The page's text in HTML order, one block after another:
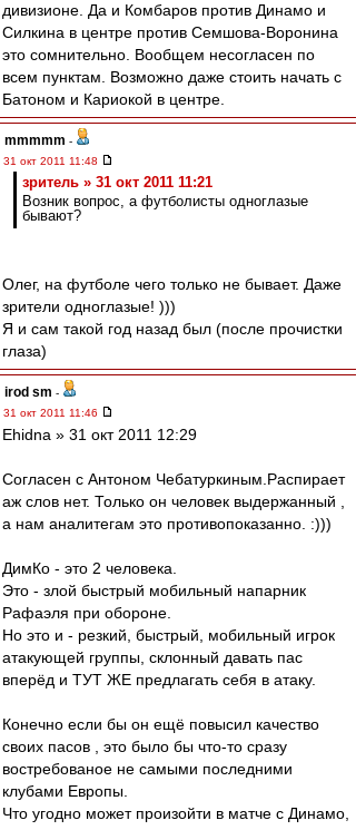
дивизионе. Да и Комбаров против Динамо и
Силкина в центре против Семшова-Воронина
это сомнительно. Вообщем несогласен по
всем пунктам. Возможно даже стоить начать с
Батоном и Кариокой в центре.
mmmmm -
31 окт 2011 11:48
зpитель » 31 окт 2011 11:21
Возник вопрос, а футболисты одноглазые
бывают?
Олег, на футболе чего только не бывает. Даже
зрители одноглазые! )))
Я и сам такой год назад был (после прочистки
глаза)
irod sm -
31 окт 2011 11:46
Ehidna » 31 окт 2011 12:29
Согласен с Антоном Чебатуркиным.Распирает
аж слов нет. Только он человек выдержанный ,
а нам аналитегам это противопоказанно. :)))
ДимКо - это 2 человека.
Это - злой быстрый мобильный напарник
Рафаэля при обороне.
Но это и - резкий, быстрый, мобильный игрок
атакующей группы, склонный давать пас
вперёд и ТУТ ЖЕ предлагать себя в атаку.
Конечно если бы он ещё повысил качество
своих пасов , это было бы что-то сразу
востребованое не самыми последними
клубами Европы.
Что угодно может произойти в матче с Динамо,